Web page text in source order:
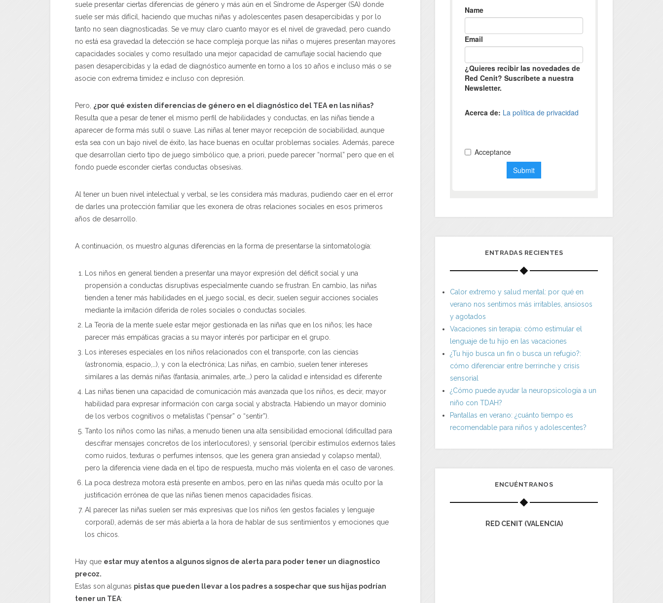
suele presentar ciertas diferencias de género y más aún en el Síndrome de Asperger (SA) donde
suele ser más difícil, haciendo que muchas niñas y adolescentes pasen desapercibidas y por lo
tanto no sean diagnosticadas. Se ve muy claro cuanto mayor es el nivel de gravedad, pero cuando
no está esa gravedad la detección se hace compleja porque las niñas o mujeres presentan mayores
capacidades sociales y como resultado una mejor capacidad de camuflaje social haciendo que
pasen desapercibidas y la edad de diagnóstico aumente en torno a los 10 años e incluso más o se
asocie con extrema timidez e incluso con depresión.
Pero, ¿por qué existen diferencias de género en el diagnóstico del TEA en las niñas?
Resulta que a pesar de tener el mismo perfil de habilidades y conductas, en las niñas tiende a
aparecer de forma más sutil o suave. Las niñas al tener mayor recepción de sociabilidad, aunque
esta sea con un bajo nivel de éxito, las hace buenas en ocultar problemas sociales. Además, parece
que desarrollan cierto tipo de juego simbólico que, a priori, puede parecer “normal” pero que en el
fondo puede esconder ciertas conductas obsesivas.
Al tener un buen nivel intelectual y verbal, se les considera más maduras, pudiendo caer en el error
de darles una protección familiar que les exonera de otras relaciones sociales en esos primeros
años de desarrollo.
A continuación, os muestro algunas diferencias en la forma de presentarse la sintomatología:
Los niños en general tienden a presentar una mayor expresión del déficit social y una
propensión a conductas disruptivas especialmente cuando se frustran. En cambio, las niñas
tienden a tener más habilidades en el juego social, es decir, suelen seguir acciones sociales
mediante la imitación diferida de roles sociales o conductas sociales.
La Teoría de la mente suele estar mejor gestionada en las niñas que en los niños; les hace
parecer más empáticas gracias a su mayor interés por participar en el grupo.
Los intereses especiales en los niños relacionados con el transporte, con las ciencias
(astronomía, espacio,…), y con la electrónica; Las niñas, en cambio, suelen tener intereses
similares a las demás niñas (fantasía, animales, arte,…) pero la calidad e intensidad es diferente
Las niñas tienen una capacidad de comunicación más avanzada que los niños, es decir, mayor
habilidad para expresar información con carga social y abstracta. Habiendo un mayor dominio
de los verbos cognitivos o metalistas (“pensar” o “sentir”).
Tanto los niños como las niñas, a menudo tienen una alta sensibilidad emocional (dificultad para
descifrar mensajes concretos de los interlocutores), y sensorial (percibir estímulos externos tales
como ruidos, texturas o perfumes intensos, que les genera gran ansiedad y colapso mental),
pero la diferencia viene dada en el tipo de respuesta, mucho más violenta en el caso de varones.
La poca destreza motora está presente en ambos, pero en las niñas queda más oculto por la
justificación errónea de que las niñas tienen menos capacidades físicas.
Al parecer las niñas suelen ser más expresivas que los niños (en gestos faciales y lenguaje
corporal), además de ser más abierta a la hora de hablar de sus sentimientos y emociones que
los chicos.
Hay que estar muy atentos a algunos signos de alerta para poder tener un diagnostico
precoz.
Estas son algunas pistas que pueden llevar a los padres a sospechar que sus hijas podrían
tener un TEA:
ENTRADAS RECIENTES
Calor extremo y salud mental: por qué en
verano nos sentimos más irritables, ansiosos
y agotados
Vacaciones sin terapia: cómo estimular el
lenguaje de tu hijo en las vacaciones
¿Tu hijo busca un fin o busca un refugio?:
cómo diferenciar entre berrinche y crisis
sensorial
¿Cómo puede ayudar la neuropsicología a un
niño con TDAH?
Pantallas en verano: ¿cuánto tiempo es
recomendable para niños y adolescentes?
ENCUÉNTRANOS
RED CENIT (VALENCIA)